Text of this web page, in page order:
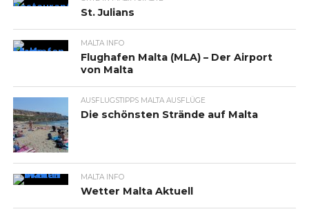
St. Julians
MALTA INFO
Flughafen Malta (MLA) – Der Airport
von Malta
AUSFLUGSTIPPS MALTA AUSFLÜGE
Die schönsten Strände auf Malta
MALTA INFO
Wetter Malta Aktuell